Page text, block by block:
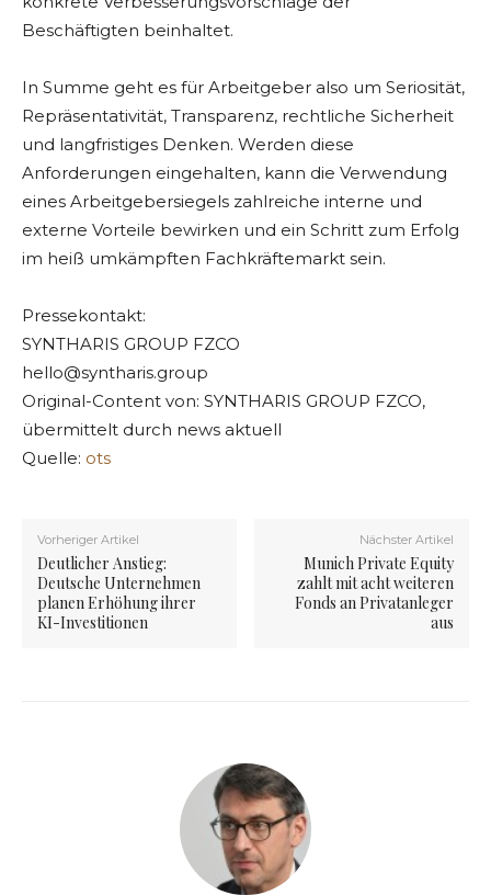
Beschäftigten beinhaltet.
In Summe geht es für Arbeitgeber also um Seriosität,
Repräsentativität, Transparenz, rechtliche Sicherheit
und langfristiges Denken. Werden diese
Anforderungen eingehalten, kann die Verwendung
eines Arbeitgebersiegels zahlreiche interne und
externe Vorteile bewirken und ein Schritt zum Erfolg
im heiß umkämpften Fachkräftemarkt sein.
Pressekontakt:
SYNTHARIS GROUP FZCO
hello@syntharis.group
Original-Content von: SYNTHARIS GROUP FZCO,
übermittelt durch news aktuell
Quelle: ots
Vorheriger Artikel
Deutlicher Anstieg:
Deutsche Unternehmen
planen Erhöhung ihrer
KI-Investitionen
Nächster Artikel
Munich Private Equity
zahlt mit acht weiteren
Fonds an Privatanleger
aus